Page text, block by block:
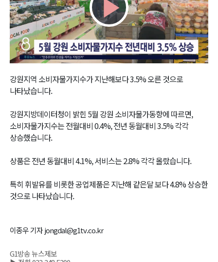
Play
Video
강원지역 소비자물가지수가 지난해보다 3.5% 오른 것으로
나타났습니다.
강원지방데이터청이 밝힌 5월 강원 소비자물가동향에 따르면,
소비자물가지수는 전월대비 0.4%, 전년 동월대비 3.5% 각각
상승했습니다.
상품은 전년 동월대비 4.1%, 서비스는 2.8% 각각 올랐습니다.
특히 휘발유를 비롯한 공업제품은 지난해 같은달 보다 4.8% 상승한
것으로 나타났습니다.
이종우 기자 jongdal@g1tv.co.kr
G1방송 뉴스제보